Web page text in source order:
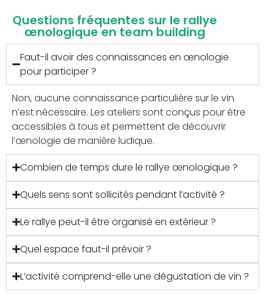
Questions fréquentes sur le rallye
œnologique en team building
Faut-il avoir des connaissances en œnologie
pour participer ?
Non, aucune connaissance particulière sur le vin
n’est nécessaire. Les ateliers sont conçus pour être
accessibles à tous et permettent de découvrir
l’œnologie de manière ludique.
Combien de temps dure le rallye œnologique ?
Quels sens sont sollicités pendant l’activité ?
Le rallye peut-il être organisé en extérieur ?
Quel espace faut-il prévoir ?
L’activité comprend-elle une dégustation de vin ?